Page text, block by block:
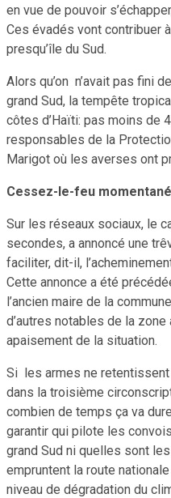
en vue de pouvoir
Ces évadés vont contribuer
presqu’île du Sud.
Alors qu’on n’avait pas fini
grand Sud, la tempête
côtes d’Haïti: pas moins de
responsables de la
Marigot où les averses ont
Cessez-le-feu
Sur les réseaux sociaux, le
secondes, a annoncé une
faciliter, dit-il,
Cette annonce a été
l’ancien maire de la
d’autres notables de la
apaisement de la situation.
Si les armes ne
dans la troisième
combien de temps ça va
garantir qui pilote les
grand Sud ni quelles sont
empruntent la route
niveau de dégradation du